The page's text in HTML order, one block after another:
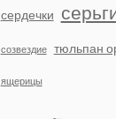
сердечки
созвездие тюльпан
ящерицы